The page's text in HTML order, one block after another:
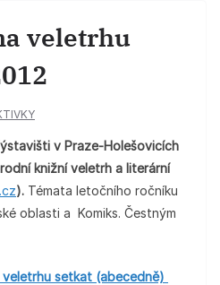
veletrhu
v Praze-Holešovicích
knižní veletrh a literární
). Témata letočního ročníku
oblasti a Komiks. Čestným
setkat (abecedně)